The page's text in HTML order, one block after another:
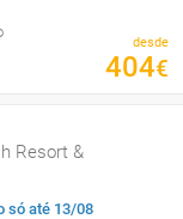
desde
404€
Resort &
só até 13/08